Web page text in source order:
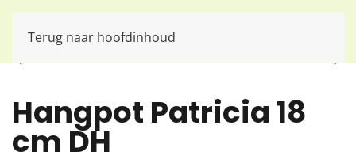
Terug naar hoofdinhoud
Hangpot Patricia 18
cm DH